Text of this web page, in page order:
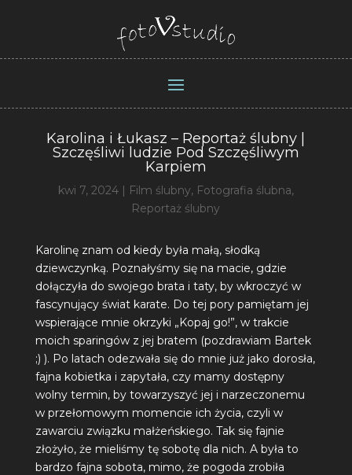
Karolina i Łukasz – Reportaż ślubny |
Szczęśliwi ludzie Pod Szczęśliwym
Karpiem
kwi 7, 2024| Film ślubny, Fotografia ślubna,
Reportaż ślubny
Karolinę znam od kiedy była małą, słodką
dziewczynką. Poznałyśmy się na macie, gdzie
dołączyła do swojego brata i taty, by wkroczyć w
fascynujący świat karate. Do tej pory pamiętam jej
wspierające mnie okrzyki „Kopaj go!”, w trakcie
moich sparingów z jej bratem (pozdrawiam Bartek
;) ). Po latach odezwała się do mnie już jako dorosła,
fajna kobietka i zapytała, czy mamy dostępny
wolny termin, by towarzyszyć jej i narzeczonemu
w przełomowym momencie ich życia, czyli w
zawarciu związku małżeńskiego. Tak się fajnie
złożyło, że mieliśmy tę sobotę dla nich. A była to
bardzo fajna sobota, mimo, że pogoda zrobiła